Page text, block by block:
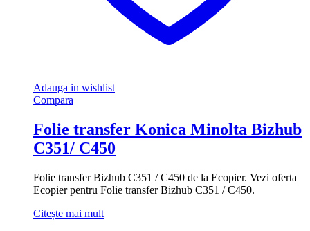
Adauga in wishlist
Compara
Folie transfer Konica Minolta Bizhub
C351/ C450
Folie transfer Bizhub C351 / C450 de la Ecopier. Vezi oferta
Ecopier pentru Folie transfer Bizhub C351 / C450.
Citește mai mult